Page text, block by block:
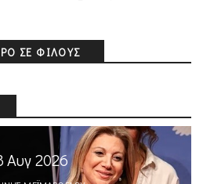
ΣΕ ΦΊΛΟΥΣ
Αυγ 2026